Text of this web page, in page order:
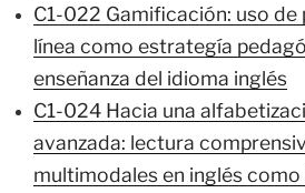
C1-022 Gamificación: uso
línea como estrategía
enseñanza del idioma inglés
C1-024 Hacia una
avanzada: lectura
multimodales en inglés